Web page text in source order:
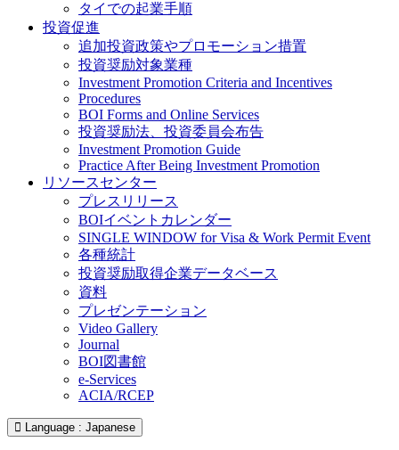
タイでの起業手順
投資促進
追加投資政策やプロモーション措置
投資奨励対象業種
Investment Promotion Criteria and Incentives
Procedures
BOI Forms and Online Services
投資奨励法、投資委員会布告
Investment Promotion Guide
Practice After Being Investment Promotion
リソースセンター
プレスリリース
BOIイベントカレンダー
SINGLE WINDOW for Visa & Work Permit Event
各種統計
投資奨励取得企業データベース
資料
プレゼンテーション
Video Gallery
Journal
BOI図書館
e-Services
ACIA/RCEP
Language : Japanese